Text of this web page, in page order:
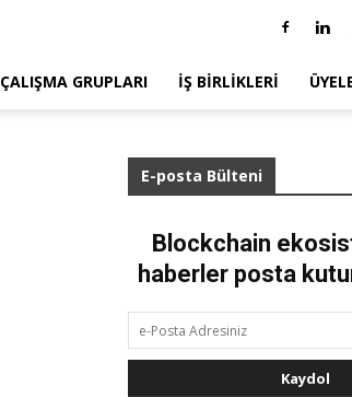
ÇALIŞMA GRUPLARI İŞ BIRLIKLERI
E-posta Bülteni
Blockchain
haberler posta